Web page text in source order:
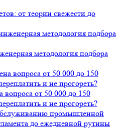
от теории свежести до
методология подбора
от 50 000 до 150
и не прогореть?